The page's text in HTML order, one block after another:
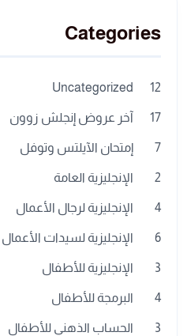
Categories
Uncategorized 12
آخر عروض إنجلش زوون 17
إمتحان الآيلتس وتوفل 7
الإنجليزية العامة 2
الإنجليزية لرجال الأعمال 4
الإنجليزية لسيدات الأعمال 6
الإنجليزية للأطفال 3
البرمجة للأطفال 4
الحساب الذهني للأطفال 3